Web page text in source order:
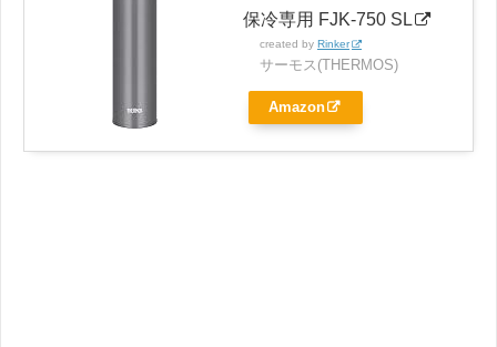
保冷専用 FJK-750 SL
created by Rinker
サーモス(THERMOS)
Amazon